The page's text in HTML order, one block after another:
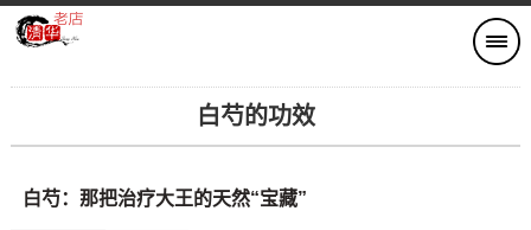
白芍的功效
白芍：那把治疗大王的天然“宝藏”